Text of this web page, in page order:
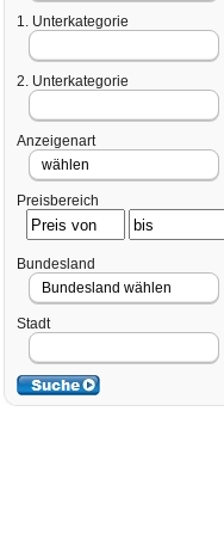
1. Unterkategorie
2. Unterkategorie
Anzeigenart
Preisbereich
Bundesland
Stadt